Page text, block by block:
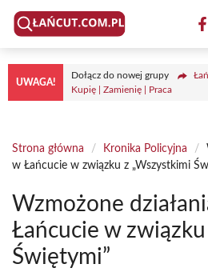
Przejdź
treści
UWAGA!
Dołącz do nowej grupy
Kupię | Zamienię | Praca
Strona główna / Kronika Policyjna /
w Łańcucie w związku z „Wszystkimi
Wzmożone
Łańcucie w
Świętymi”